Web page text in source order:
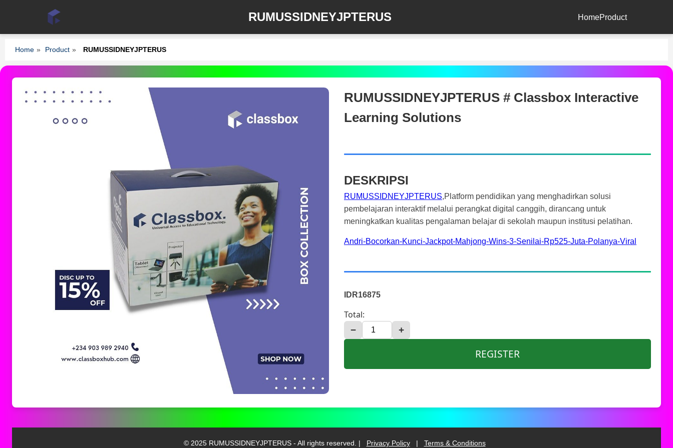
RUMUSSIDNEYJPTERUS HomeProduct
Home » Product » RUMUSSIDNEYJPTERUS
RUMUSSIDNEYJPTERUS # Classbox Interactive
Learning Solutions
DESKRIPSI
RUMUSSIDNEYJPTERUS,Platform pendidikan yang menghadirkan solusi
pembelajaran interaktif melalui perangkat digital canggih, dirancang untuk
meningkatkan kualitas pengalaman belajar di sekolah maupun institusi pelatihan.
Andri-Bocorkan-Kunci-Jackpot-Mahjong-Wins-3-Senilai-Rp525-Juta-Polanya-Viral
IDR16875
Total:
− +
REGISTER
© 2025 RUMUSSIDNEYJPTERUS - All rights reserved. | Privacy Policy | Terms & Conditions